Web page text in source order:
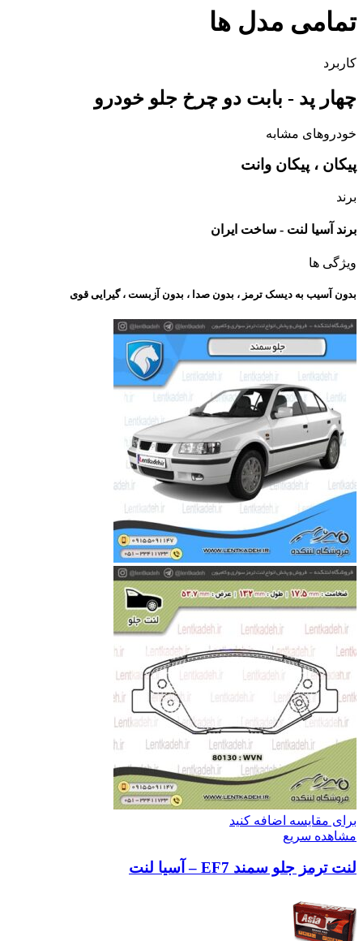
تمامی مدل ها
کاربرد
چهار پد - بابت دو چرخ جلو خودرو
خودروهای مشابه
پیکان ، پیکان وانت
برند
برند آسیا لنت - ساخت ایران
ویژگی ها
بدون آسیب به دیسک ترمز ، بدون صدا ، بدون آزبست ، گیرایی قوی​
برای مقایسه اضافه کنید
مشاهده سریع
لنت ترمز جلو سمند EF7 – آسیا لنت